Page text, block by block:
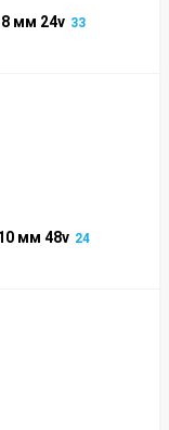
8 мм 24v 33
мм 48v 24